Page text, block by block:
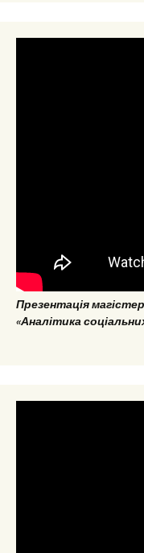
Презентація
«Аналітика